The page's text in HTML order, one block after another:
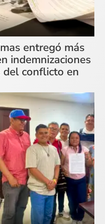
entregó más
indemnizaciones
conflicto en